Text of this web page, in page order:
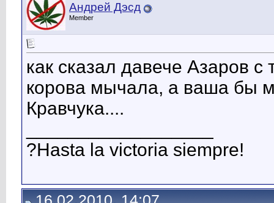
Андрей Дэсд
Member
как сказал давече Азаров
корова мычала, а ваша бы
Кравчука....
?Hasta la victoria siempre!